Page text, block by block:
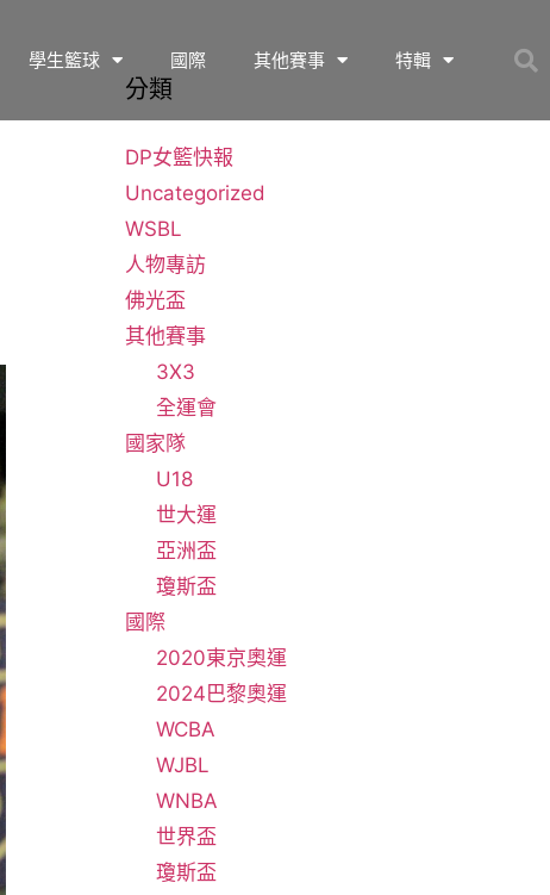
學生籃球 國際 其他賽事 特輯
分類
DP女籃快報
Uncategorized
WSBL
人物專訪
佛光盃
其他賽事
3X3
全運會
國家隊
U18
世大運
亞洲盃
瓊斯盃
國際
2020東京奧運
2024巴黎奧運
WCBA
WJBL
WNBA
世界盃
瓊斯盃